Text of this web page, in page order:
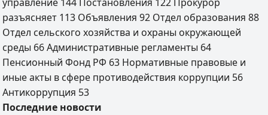
разъясняет 113 Объявления92 Отдел образования88
Отдел сельского хозяйства и охраны окружающей
среды 66 Административные регламенты 64
Пенсионный Фонд РФ 63 Нормативные правовые и
иные акты в сфере противодействия коррупции 56
Антикоррупция 53
Последние новости